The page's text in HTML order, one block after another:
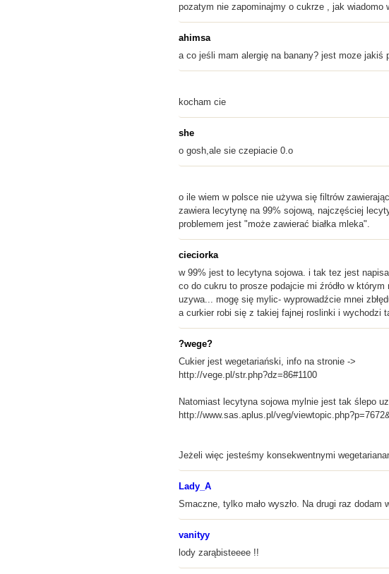
pozatym nie zapominajmy o cukrze , jak
ahimsa
a co jeśli mam alergię na banany? jest moze jakiś
kocham cie
she
o gosh,ale sie czepiacie 0.o
o ile wiem w polsce nie używa się filtrów
zawiera lecytynę na 99% sojową, najczęściej
problemem jest "może zawierać białka mleka".
cieciorka
w 99% jest to lecytyna sojowa. i tak tez jest
co do cukru to prosze podajcie mi źródło w
uzywa... mogę się mylic- wyprowadźcie mnei
a curkier robi się z takiej fajnej roslinki i wychodzi
?wege?
Cukier jest wegetariański, info na stronie ->
http://vege.pl/str.php?dz=86#1100
Natomiast lecytyna sojowa mylnie jest tak ślepo
http://www.sas.aplus.pl/veg/
Jeżeli więc jesteśmy konsekwentnymi
Lady_A
Smaczne, tylko mało wyszło. Na drugi raz dodam
vanityy
lody zarąbisteeee !!